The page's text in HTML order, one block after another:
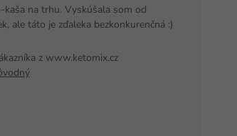
kaša na trhu. Vyskúšala som od
ale táto je zďaleka bezkonkurenčná :)
z www.ketomix.cz